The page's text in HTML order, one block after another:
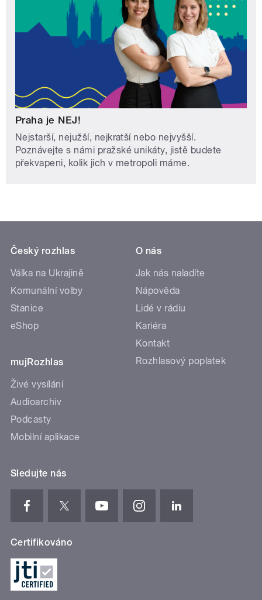
Praha je NEJ!
Nejstarší, nejužší, nejkratší nebo nejvyšší.
Poznávejte s námi pražské unikáty, jistě budete
překvapeni, kolik jich v metropoli máme.
Český rozhlas
Válka na Ukrajině
Komunální volby
Stanice
eShop
mujRozhlas
Živé vysílání
Audioarchiv
Podcasty
Mobilní aplikace
O nás
Jak nás naladíte
Nápověda
Lidé v rádiu
Kariéra
Kontakt
Rozhlasový poplatek
Sledujte nás
Certifikováno